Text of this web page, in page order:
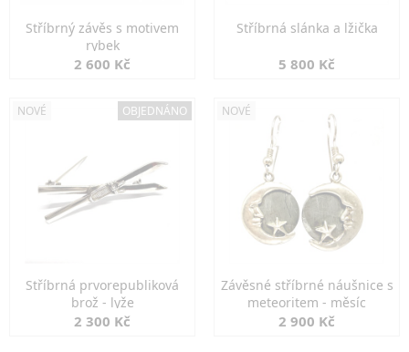
Stříbrný závěs s motivem
rybek
2 600 Kč
Stříbrná slánka a lžička
5 800 Kč
NOVÉ OBJEDNÁNO
Stříbrná prvorepubliková
brož - lyže
2 300 Kč
NOVÉ
Závěsné stříbrné náušnice s
meteoritem - měsíc
2 900 Kč